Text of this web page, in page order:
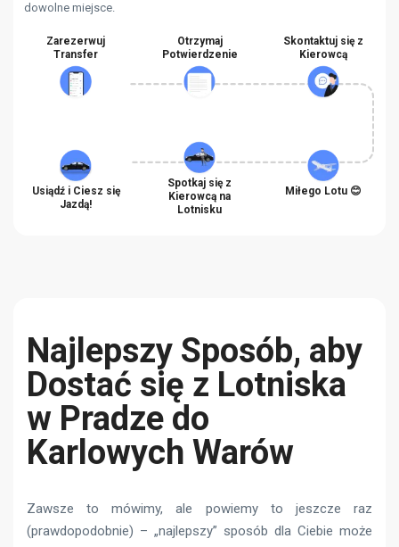
dowolne miejsce.
Zarezerwuj
Transfer
Otrzymaj
Potwierdzenie
Skontaktuj się z
Kierowcą
Usiądź i Ciesz się
Jazdą!
Spotkaj się z
Kierowcą na
Lotnisku
Miłego Lotu 😊
Najlepszy Sposób, aby
Dostać się z Lotniska
w Pradze do
Karlowych Warów
Zawsze to mówimy, ale powiemy to jeszcze raz
(prawdopodobnie) – „najlepszy” sposób dla Ciebie może